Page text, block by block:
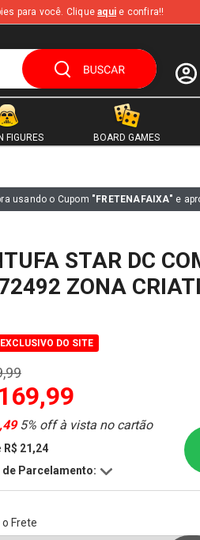
para você. Cliqueaqui e confira!!
FIGURES BOARD GAMES
usando o Cupom "FRETENAFAIXA" e
STAR DC
ZONA
DO SITE
5% off à vista no cartão
R$ 21,24
de Parcelamento:
Frete